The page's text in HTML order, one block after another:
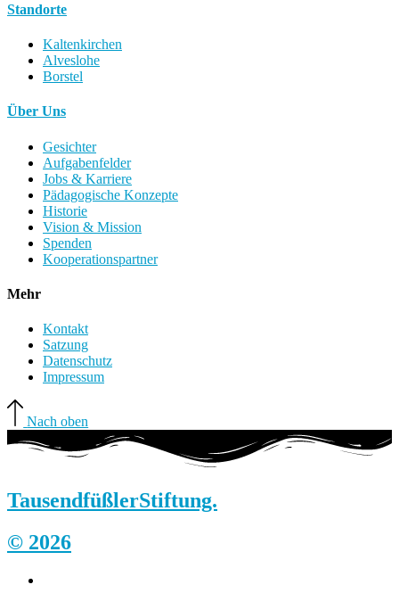
Standorte
Kaltenkirchen
Alveslohe
Borstel
Über Uns
Gesichter
Aufgabenfelder
Jobs & Karriere
Pädagogische Konzepte
Historie
Vision & Mission
Spenden
Kooperationspartner
Mehr
Kontakt
Satzung
Datenschutz
Impressum
Nach oben
TausendfüßlerStiftung.
© 2026